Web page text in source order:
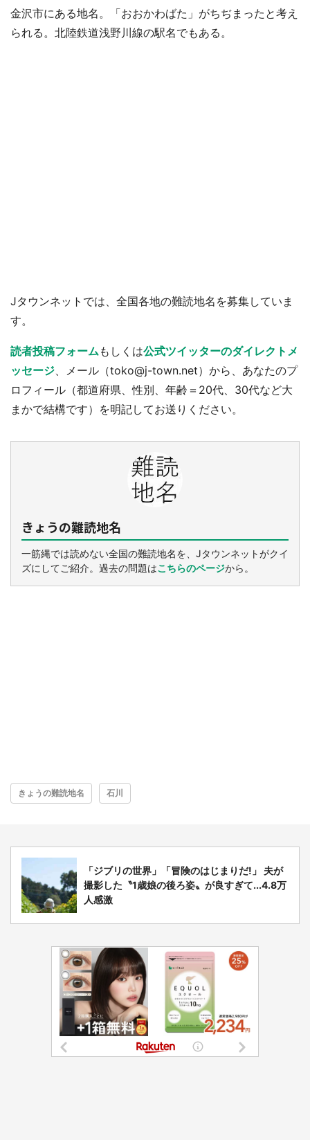
金沢市にある地名。「おおかわばた」がちぢまったと考え
られる。北陸鉄道浅野川線の駅名でもある。
Jタウンネットでは、全国各地の難読地名を募集していま
す。
読者投稿フォーム もしくは公式ツイッターのダイレクトメ
ッセージ 、メール（toko@j-town.net）から、あなたのプ
ロフィール（都道府県、性別、年齢＝20代、30代など大
まかで結構です）を明記してお送りください。
きょうの難読地名
一筋縄では読めない全国の難読地名を、Jタウンネットがクイ
ズにしてご紹介。過去の問題はこちらのページから。
きょうの難読地名 石川
「ジブリの世界」「冒険のはじまりだ!」 夫が
撮影した〝1歳娘の後ろ姿〟が良すぎて...4.8万
人感激